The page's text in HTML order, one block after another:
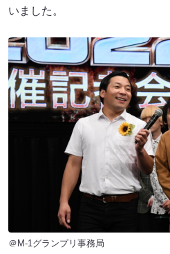
いました。
＠M-1グランプリ事務局